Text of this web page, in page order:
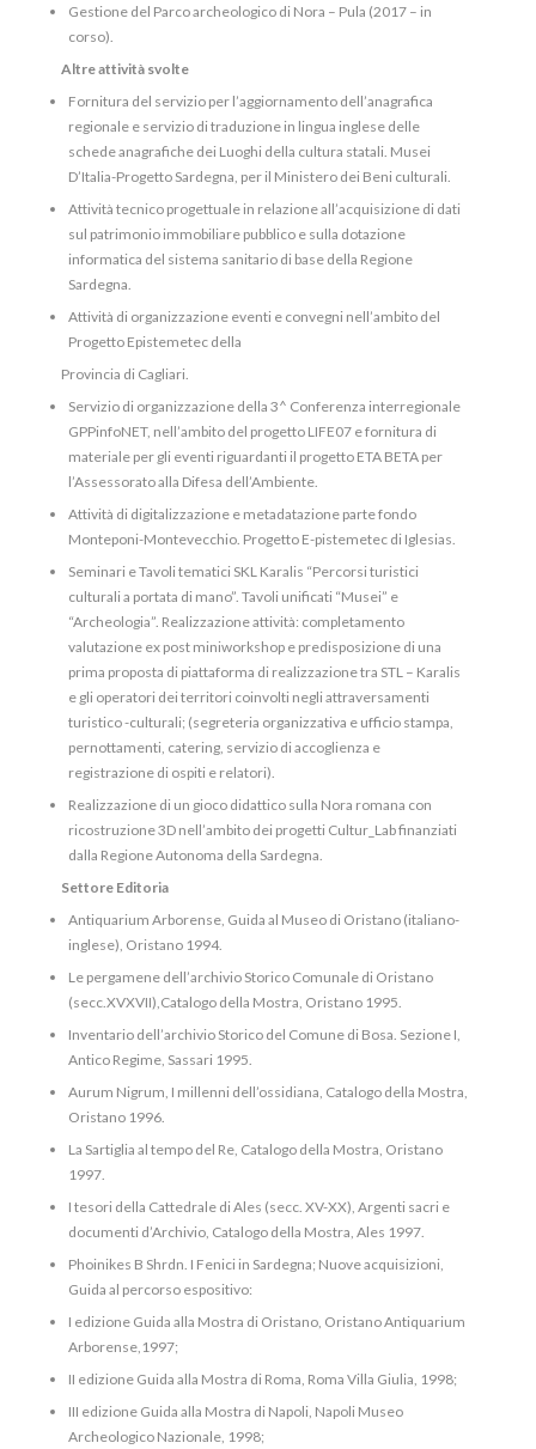
Gestione del Parco archeologico di Nora – Pula (2017 – in
corso).
Altre attività svolte
Fornitura del servizio per l’aggiornamento dell’anagrafica
regionale e servizio di traduzione in lingua inglese delle
schede anagrafiche dei Luoghi della cultura statali. Musei
D’Italia-Progetto Sardegna, per il Ministero dei Beni culturali.
Attività tecnico progettuale in relazione all’acquisizione di dati
sul patrimonio immobiliare pubblico e sulla dotazione
informatica del sistema sanitario di base della Regione
Sardegna.
Attività di organizzazione eventi e convegni nell’ambito del
Progetto Epistemetec della
Provincia di Cagliari.
Servizio di organizzazione della 3^ Conferenza interregionale
GPPinfoNET, nell’ambito del progetto LIFE07 e fornitura di
materiale per gli eventi riguardanti il progetto ETA BETA per
l’Assessorato alla Difesa dell’Ambiente.
Attività di digitalizzazione e metadatazione parte fondo
Monteponi-Montevecchio. Progetto E-pistemetec di Iglesias.
Seminari e Tavoli tematici SKL Karalis “Percorsi turistici
culturali a portata di mano”. Tavoli unificati “Musei” e
“Archeologia”. Realizzazione attività: completamento
valutazione ex post miniworkshop e predisposizione di una
prima proposta di piattaforma di realizzazione tra STL – Karalis
e gli operatori dei territori coinvolti negli attraversamenti
turistico -culturali; (segreteria organizzativa e ufficio stampa,
pernottamenti, catering, servizio di accoglienza e
registrazione di ospiti e relatori).
Realizzazione di un gioco didattico sulla Nora romana con
ricostruzione 3D nell’ambito dei progetti Cultur_Lab finanziati
dalla Regione Autonoma della Sardegna.
Settore Editoria
Antiquarium Arborense, Guida al Museo di Oristano (italiano-
inglese), Oristano 1994.
Le pergamene dell’archivio Storico Comunale di Oristano
(secc.XVXVII),Catalogo della Mostra, Oristano 1995.
Inventario dell’archivio Storico del Comune di Bosa. Sezione I,
Antico Regime, Sassari 1995.
Aurum Nigrum, I millenni dell’ossidiana, Catalogo della Mostra,
Oristano 1996.
La Sartiglia al tempo del Re, Catalogo della Mostra, Oristano
1997.
I tesori della Cattedrale di Ales (secc. XV-XX), Argenti sacri e
documenti d’Archivio, Catalogo della Mostra, Ales 1997.
Phoinikes B Shrdn. I Fenici in Sardegna; Nuove acquisizioni,
Guida al percorso espositivo:
I edizione Guida alla Mostra di Oristano, Oristano Antiquarium
Arborense,1997;
II edizione Guida alla Mostra di Roma, Roma Villa Giulia, 1998;
III edizione Guida alla Mostra di Napoli, Napoli Museo
Archeologico Nazionale, 1998;